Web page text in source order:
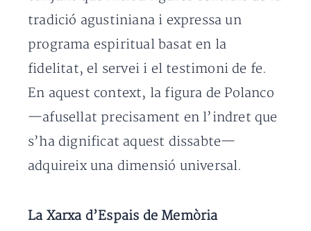
tradició agustiniana i expressa un
programa espiritual basat en la
fidelitat, el servei i el testimoni de fe.
En aquest context, la figura de Polanco
—afusellat precisament en l’indret que
s’ha dignificat aquest dissabte—
adquireix una dimensió universal.
La Xarxa d’Espais de Memòria